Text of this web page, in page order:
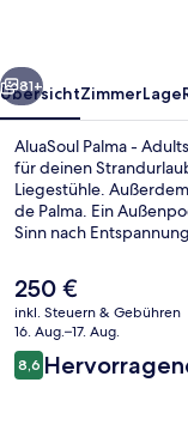
Weiter
81+
ÜbersichtZimmerLage
AluaSoul Palma -
für deinen
Liegestühle.
de Palma. Ein
Sinn nach
Küche spezialisiert
Abendessen. Weitere
und ein Fitnesscenter.
hilfsbereite Personal zu
Der
aktuelle
Preis
beträgt
250 €.
250 €
inkl. Steuern & Gebühren
16. Aug.–17. Aug.
Bewertungen
8,68,6 von 10.